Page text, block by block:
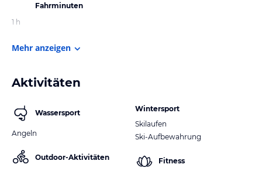
Fahrminuten
1 h
Mehr anzeigen
Aktivitäten
Wassersport
Angeln
Outdoor-Aktivitäten
Wintersport
Skilaufen
Ski-Aufbewahrung
Fitness